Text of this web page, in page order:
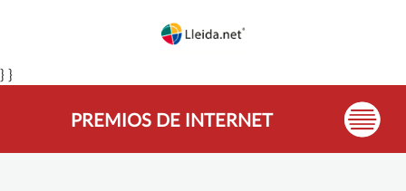
} }
PREMIOS DE INTERNET